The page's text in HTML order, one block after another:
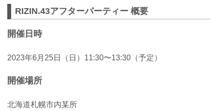
RIZIN.43アフターパーティー 概要
開催日時
2023年6月25日（日）11:30〜13:30（予定）
開催場所
北海道札幌市内某所